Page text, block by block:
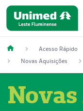
Acesso Rápido
Novas Aquisições